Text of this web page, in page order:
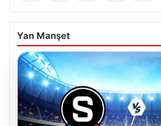
Yan Manşet